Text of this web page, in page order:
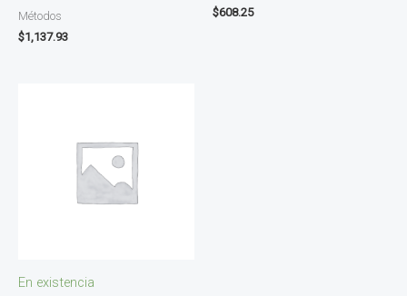
Métodos
$1,137.93
$608.25
En existencia